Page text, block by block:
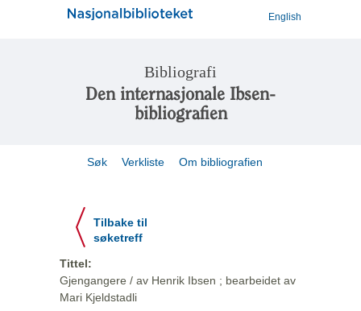
English
Bibliografi
Den internasjonale Ibsen-
bibliografien
Søk Verkliste Om bibliografien
Tilbake til
søketreff
Tittel:
Gjengangere / av Henrik Ibsen ; bearbeidet av
Mari Kjeldstadli